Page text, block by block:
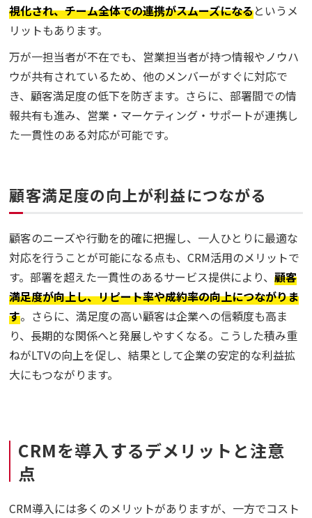
視化され、チーム全体での連携がスムーズになるというメ
リットもあります。
万が一担当者が不在でも、営業担当者が持つ情報やノウハ
ウが共有されているため、他のメンバーがすぐに対応で
き、顧客満足度の低下を防ぎます。さらに、部署間での情
報共有も進み、営業・マーケティング・サポートが連携し
た一貫性のある対応が可能です。
顧客満足度の向上が利益につながる
顧客のニーズや行動を的確に把握し、一人ひとりに最適な
対応を行うことが可能になる点も、CRM活用のメリットで
す。部署を超えた一貫性のあるサービス提供により、顧客
満足度が向上し、リピート率や成約率の向上につながりま
す。さらに、満足度の高い顧客は企業への信頼度も高ま
り、長期的な関係へと発展しやすくなる。こうした積み重
ねがLTVの向上を促し、結果として企業の安定的な利益拡
大にもつながります。
CRMを導入するデメリットと注意
点
CRM導入には多くのメリットがありますが、一方でコスト